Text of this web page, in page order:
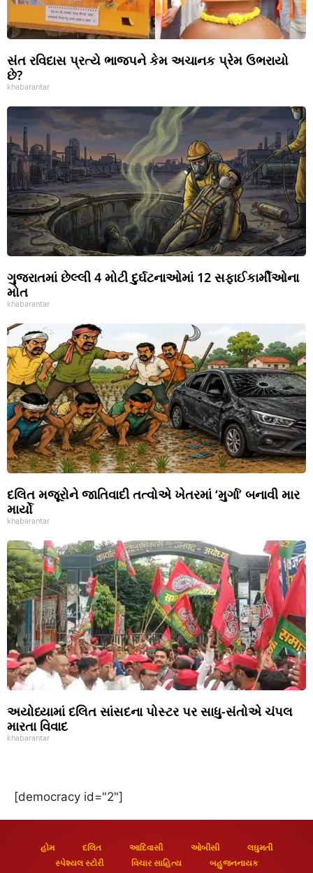
સંત રવિદાસ પ્રત્યે ભાજપને કેમ અચાનક પ્રેમ ઉભરાયો
છે?
khabarantar
ગુજરાતમાં છેલ્લી 4 મોટી દુર્ઘટનાઓમાં 12 સફાઈકાર્મીઓના
મોત
khabarantar
દલિત મજૂરોને જાતિવાદી તત્વોએ ખેતરમાં ‘મુર્ગા’ બનાવી માર
માર્યો
khabarantar
અયોધ્યામાં દલિત સાંસદના પોસ્ટર પર સાધુ-સંતોએ ચંપલ
મારતા વિવાદ
khabarantar
[democracy id="2"]
હોમ દલિત આદિવાસી ઓબીસી
લઘુમતી
સ્પેશ્યલ સ્ટોરી
વિચાર સાહિત્ય બહુજનનાયક